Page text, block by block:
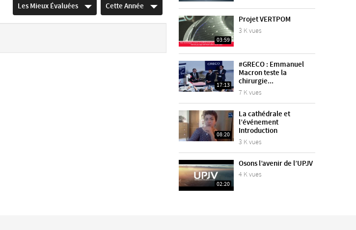
Les Mieux Évaluées Cette Année
03:59
Projet VERTPOM
3 K vues
17:13
#GRECO : Emmanuel
Macron teste la
chirurgie...
7 K vues
08:20
La cathédrale et
l’événement
Introduction
3 K vues
02:20
Osons l’avenir de l’UPJV
4 K vues